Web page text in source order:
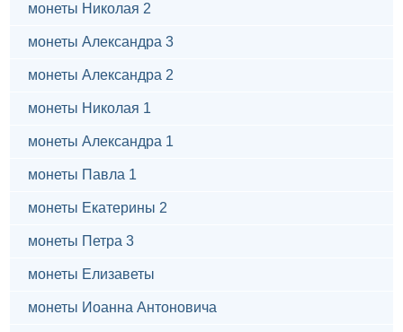
монеты Николая 2
монеты Александра 3
монеты Александра 2
монеты Николая 1
монеты Александра 1
монеты Павла 1
монеты Екатерины 2
монеты Петра 3
монеты Елизаветы
монеты Иоанна Антоновича